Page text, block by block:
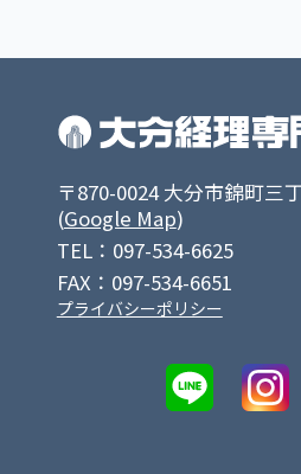
〒870-0024 大分市錦町三
(Google Map)
TEL：097-534-6625
FAX：097-534-6651
プライバシーポリシー